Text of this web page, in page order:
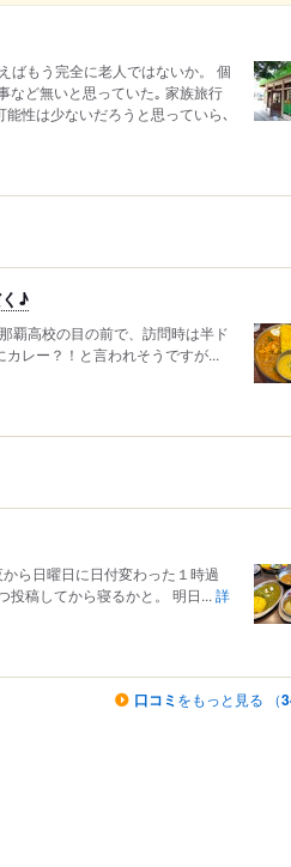
ばもう完全に老人ではないか。 個
など無いと思っていた｡ 家族旅行
性は少ないだろうと思っていら､
♪
覇高校の目の前で、訪問時は半ド
レー？！と言われそうですが...
ら日曜日に日付変わった１時過
投稿してから寝るかと。 明日... 詳
口コミ をもっと見る （